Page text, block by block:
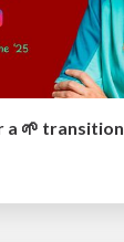
a 🌱 transition